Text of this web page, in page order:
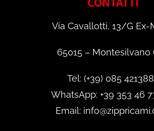
Via Cavallotti, 13/G Ex-
65015 – Montesilvano
Tel: (+39) 085
WhatsApp: +39 353 46
Email: